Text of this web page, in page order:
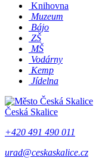
Knihovna
Muzeum
Bájo
ZŠ
MŠ
Vodárny
Kemp
Jídelna
Česká Skalice
+420 491 490 011
urad@ceskaskalice.cz